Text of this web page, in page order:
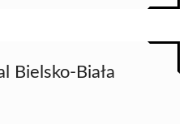
Bielsko-Biała